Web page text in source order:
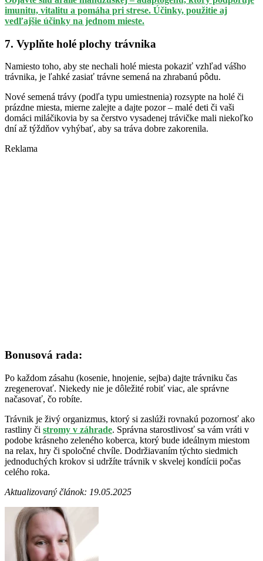
imunitu, vitalitu a pomáha pri strese. Účinky, použitie aj
vedľajšie účinky na jednom mieste.
7. Vyplňte holé plochy trávnika
Namiesto toho, aby ste nechali holé miesta pokaziť vzhľad vášho
trávnika, je ľahké zasiať trávne semená na zhrabanú pôdu.
Nové semená trávy (podľa typu umiestnenia) rozsypte na holé či
prázdne miesta, mierne zalejte a dajte pozor – malé deti či vaši
domáci miláčikovia by sa čerstvo vysadenej trávičke mali niekoľko
dní až týždňov vyhýbať, aby sa tráva dobre zakorenila.
Reklama
Bonusová rada:
Po každom zásahu (kosenie, hnojenie, sejba) dajte trávniku čas
zregenerovať. Niekedy nie je dôležité robiť viac, ale správne
načasovať, čo robíte.
Trávnik je živý organizmus, ktorý si zaslúži rovnakú pozornosť ako
rastliny či stromy v záhrade. Správna starostlivosť sa vám vráti v
podobe krásneho zeleného koberca, ktorý bude ideálnym miestom
na relax, hry či spoločné chvíle. Dodržiavaním týchto siedmich
jednoduchých krokov si udržíte trávnik v skvelej kondícii počas
celého roka.
Aktualizovaný článok: 19.05.2025